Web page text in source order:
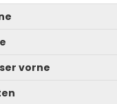
vorne